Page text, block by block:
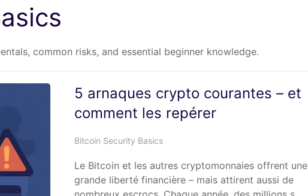
common risks, and essential beginner knowledge.
5 arnaques crypto courantes – et
comment les repérer
Bitcoin Security Basics
Le Bitcoin et les autres cryptomonnaies offrent une
grande liberté financière – mais attirent aussi de